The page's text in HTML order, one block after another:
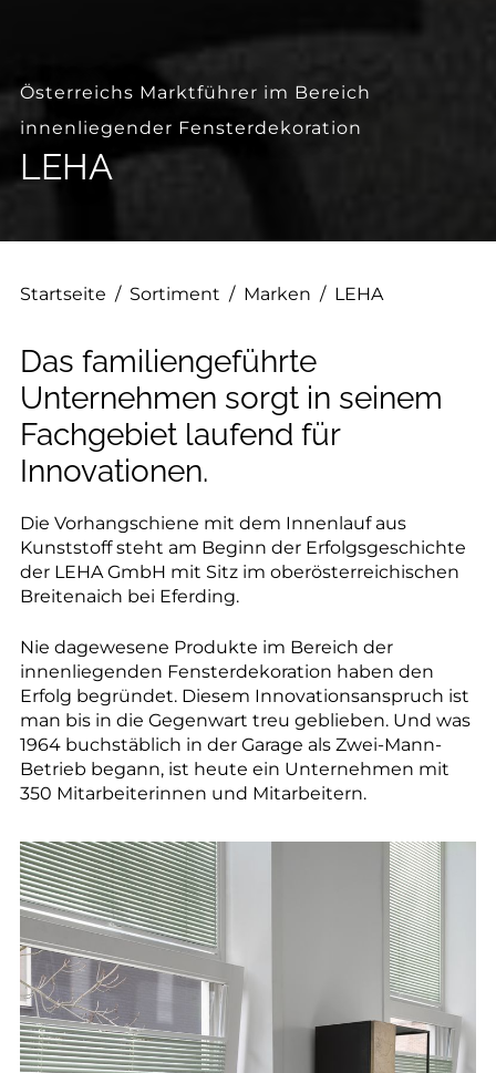
--
--
--
Österreichs Marktführer im Bereich
innenliegender Fensterdekoration
LEHA
Startseite / Sortiment / Marken / LEHA
Das familiengeführte
Unternehmen sorgt in seinem
Fachgebiet laufend für
Innovationen.
Die Vorhangschiene mit dem Innenlauf aus
Kunststoff steht am Beginn der Erfolgsgeschichte
der LEHA GmbH mit Sitz im oberösterreichischen
Breitenaich bei Eferding.
Nie dagewesene Produkte im Bereich der
innenliegenden Fensterdekoration haben den
Erfolg begründet. Diesem Innovationsanspruch ist
man bis in die Gegenwart treu geblieben. Und was
1964 buchstäblich in der Garage als Zwei-Mann-
Betrieb begann, ist heute ein Unternehmen mit
350 Mitarbeiterinnen und Mitarbeitern.